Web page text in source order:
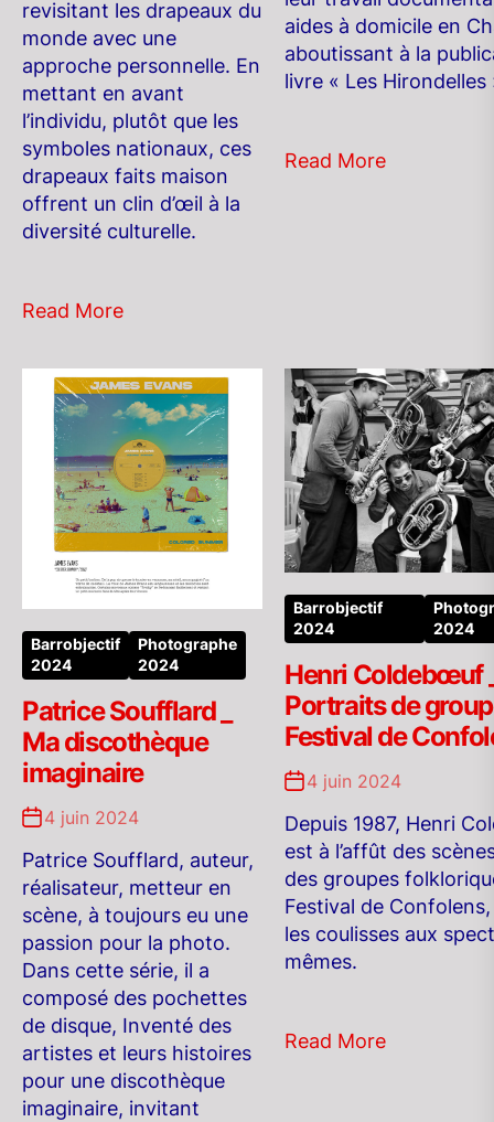
revisitant les drapeaux du
monde avec une
approche personnelle. En
mettant en avant
l’individu, plutôt que les
symboles nationaux, ces
drapeaux faits maison
offrent un clin d’œil à la
diversité culturelle.
Read More
aides à domicile en
aboutissant à la
livre « Les Hirondelles
Read More
Barrobjectif
2024
Photographe
2024
Patrice Soufflard _
Ma discothèque
imaginaire
4 juin 2024
Patrice Soufflard, auteur,
réalisateur, metteur en
scène, à toujours eu une
passion pour la photo.
Dans cette série, il a
composé des pochettes
de disque, Inventé des
artistes et leurs histoires
pour une discothèque
imaginaire, invitant
Barrobjectif
2024
2024
Henri Coldebœuf
Portraits de
Festival de
4 juin 2024
Depuis 1987, Henri
est à l’affût des
des groupes
Festival de
les coulisses aux
mêmes.
Read More